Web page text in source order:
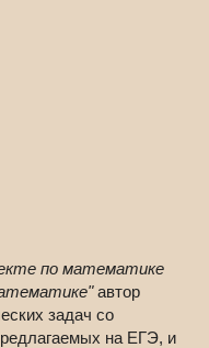
по математике
автор
задач со
на ЕГЭ, и